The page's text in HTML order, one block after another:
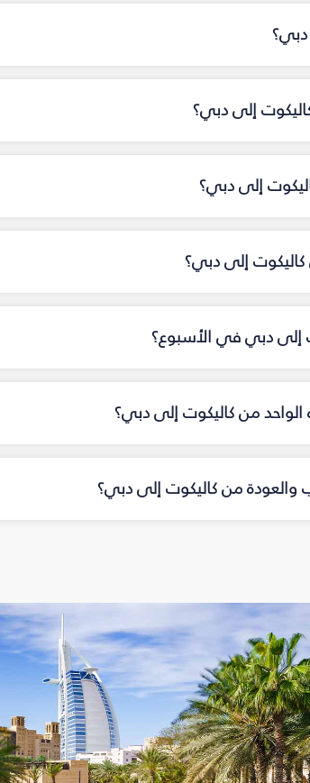
إلى دبي؟
إلى دبي؟
إلى دبي؟
إلى دبي في الأسبوع؟
الواحد من كاليكوت إلى دبي؟
والعودة من كاليكوت إلى دبي؟